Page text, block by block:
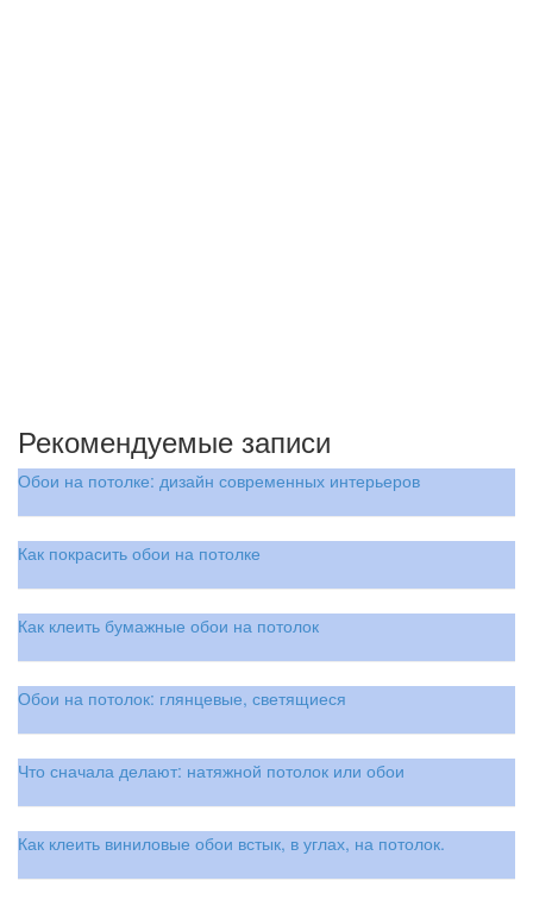
Рекомендуемые записи
Обои на потолке: дизайн современных интерьеров
Как покрасить обои на потолке
Как клеить бумажные обои на потолок
Обои на потолок: глянцевые, светящиеся
Что сначала делают: натяжной потолок или обои
Как клеить виниловые обои встык, в углах, на потолок.